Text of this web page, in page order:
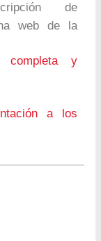
de
web de la
completa y
a los